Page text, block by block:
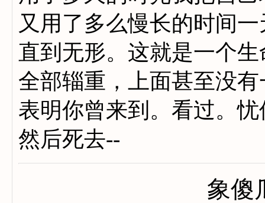
又用了多么慢长的时间
直到无形。这就是一个
全部辎重，上面甚至没
表明你曾来到。看过。忧
然后死去--
象傻